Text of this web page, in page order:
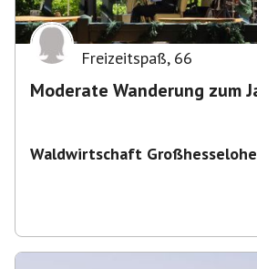
Freizeitspaß, 66
Moderate Wanderung zum
Waldwirtschaft